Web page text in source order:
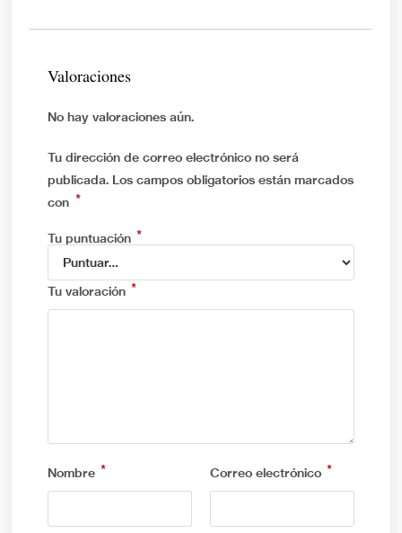
Valoraciones
No hay valoraciones aún.
Tu dirección de correo electrónico no será
publicada. Los campos obligatorios están marcados
con *
Tu puntuación *
Tu valoración *
Nombre * Correo electrónico *